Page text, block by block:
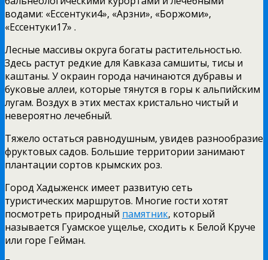
водами: «Ессентуки4», «Арзни», «Боржоми»,
«Ессентуки17» .
Лесные массивы округа богаты растительностью.
Здесь растут редкие для Кавказа самшиты, тисы и
каштаны. У окраин города начинаются дубравы и
буковые аллеи, которые тянутся в горы к альпийским
лугам. Воздух в этих местах кристально чистый и
невероятно лечебный.
Тяжело остаться равнодушным, увидев разнообразие
фруктовых садов. Большие территории занимают
плантации сортов крымских роз.
Город Хадыженск имеет развитую сеть
туристических маршрутов. Многие гости хотят
посмотреть природный памятник, который
называется Гуамское ущелье, сходить к Белой Круче
или горе Гейман.